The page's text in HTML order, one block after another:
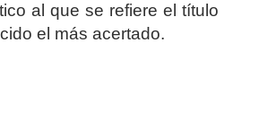
al que se refiere el título
el más acertado.